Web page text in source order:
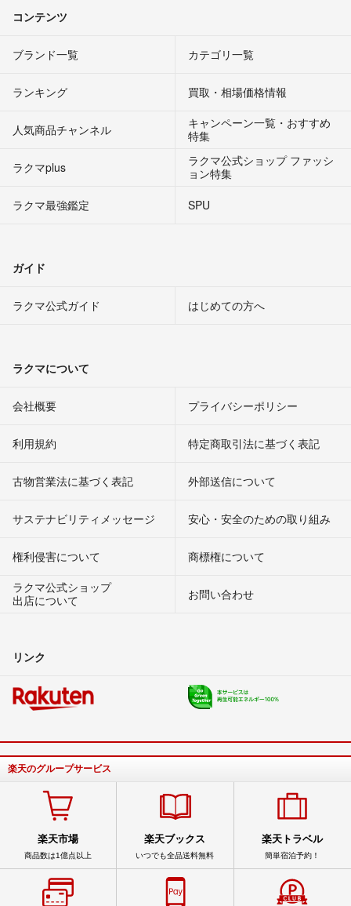
コンテンツ
ブランド一覧 カテゴリ一覧
ランキング 買取・相場価格情報
人気商品チャンネル
キャンペーン一覧・おすすめ
特集
ラクマplus
ラクマ公式ショップ ファッシ
ョン特集
ラクマ最強鑑定
SPU
ガイド
ラクマ公式ガイド はじめての方へ
ラクマについて
会社概要 プライバシーポリシー
利用規約 特定商取引法に基づく表記
古物営業法に基づく表記 外部送信について
サステナビリティメッセージ 安心・安全のための取り組み
権利侵害について
商標権について
ラクマ公式ショップ
出店について
お問い合わせ
リンク
楽天のグループサービス
楽天市場
商品数は1億点以上
楽天ブックス
いつでも全品送料無料
楽天トラベル
簡単宿泊予約！